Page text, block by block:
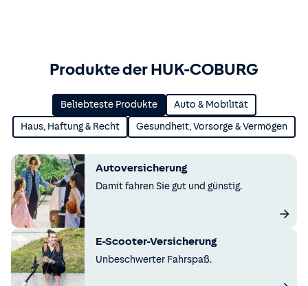
Produkte der HUK-COBURG
Beliebteste Produkte Auto & Mobilität
Haus, Haftung & Recht Gesundheit, Vorsorge & Vermögen
Autoversicherung
Damit fahren Sie gut und günstig.
E-Scooter-Versicherung
Unbeschwerter Fahrspaß.